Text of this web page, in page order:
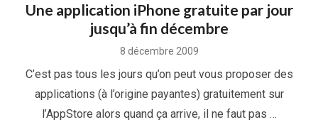
Une application iPhone gratuite par jour
jusqu’à fin décembre
Posted
8 décembre 2009
C’est pas tous les jours qu’on peut vous proposer des
applications (à l’origine payantes) gratuitement sur
l’AppStore alors quand ça arrive, il ne faut pas …